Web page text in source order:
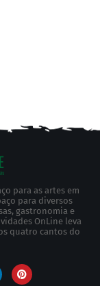
para as artes em
para diversos
gastronomia e
OnLine leva
quatro cantos do